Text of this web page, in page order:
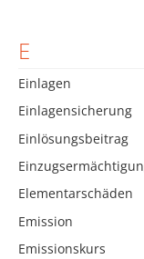
E
Einlagen
Einlagensicherung
Einlösungsbeitrag
Elementarschäden
Emission
Emissionskurs